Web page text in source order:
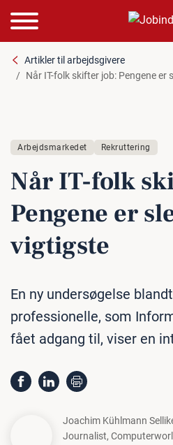
Artikler til arbejdsgivere
Når IT-folk skifter job: Pengene er
Arbejdsmarkedet Rekruttering
Når IT-folk
Pengene er
vigtigste
En ny undersøgelse
professionelle, som
fået adgang til, viser en
Joachim Kühlmann
Journalist,